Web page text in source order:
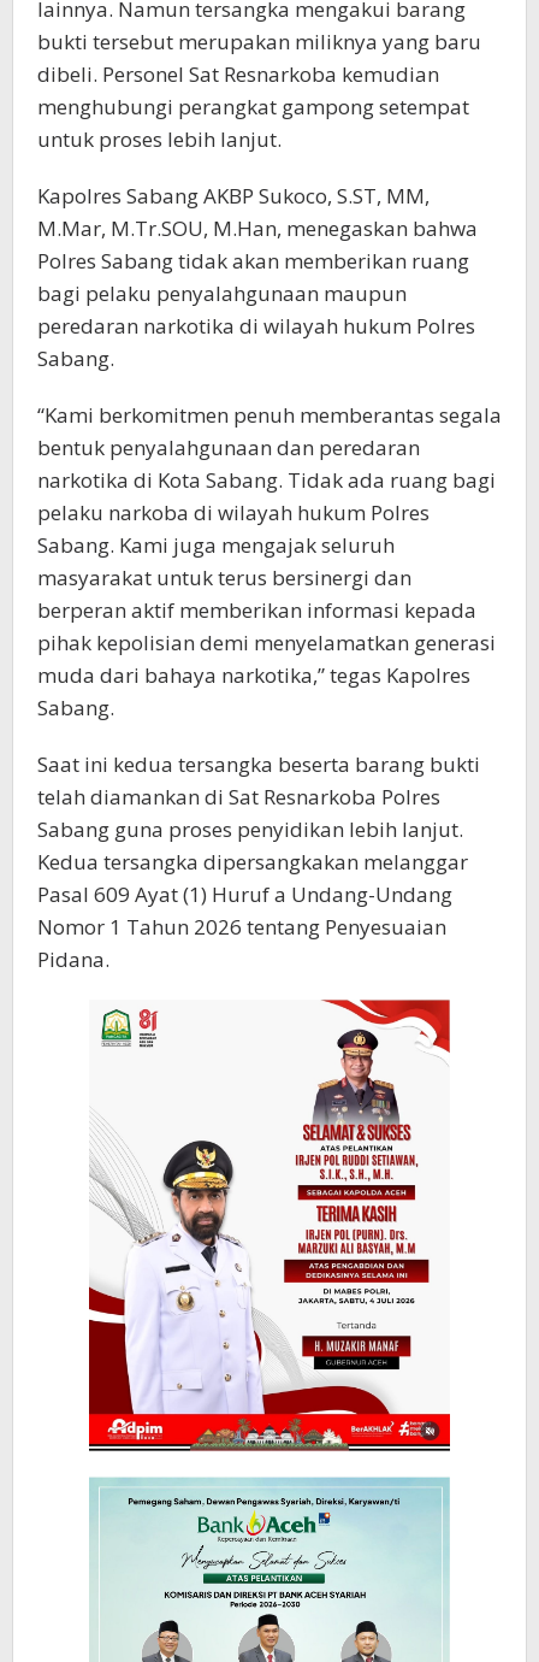
lainnya. Namun tersangka mengakui barang
bukti tersebut merupakan miliknya yang baru
dibeli. Personel Sat Resnarkoba kemudian
menghubungi perangkat gampong setempat
untuk proses lebih lanjut.
Kapolres Sabang AKBP Sukoco, S.ST, MM,
M.Mar, M.Tr.SOU, M.Han, menegaskan bahwa
Polres Sabang tidak akan memberikan ruang
bagi pelaku penyalahgunaan maupun
peredaran narkotika di wilayah hukum Polres
Sabang.
“Kami berkomitmen penuh memberantas segala
bentuk penyalahgunaan dan peredaran
narkotika di Kota Sabang. Tidak ada ruang bagi
pelaku narkoba di wilayah hukum Polres
Sabang. Kami juga mengajak seluruh
masyarakat untuk terus bersinergi dan
berperan aktif memberikan informasi kepada
pihak kepolisian demi menyelamatkan generasi
muda dari bahaya narkotika,” tegas Kapolres
Sabang.
Saat ini kedua tersangka beserta barang bukti
telah diamankan di Sat Resnarkoba Polres
Sabang guna proses penyidikan lebih lanjut.
Kedua tersangka dipersangkakan melanggar
Pasal 609 Ayat (1) Huruf a Undang-Undang
Nomor 1 Tahun 2026 tentang Penyesuaian
Pidana.